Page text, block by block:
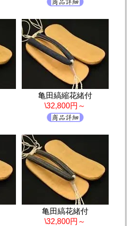
亀田縞縮花緒付
\32,800円～
亀田縞花緒付
\32,800円～